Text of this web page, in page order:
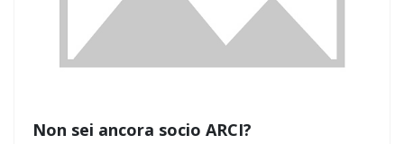
Non sei ancora socio ARCI?